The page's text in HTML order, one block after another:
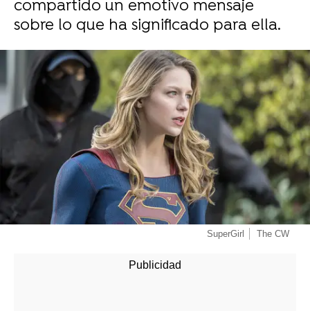
compartido un emotivo mensaje
sobre lo que ha significado para ella.
-
SuperGirl The CW